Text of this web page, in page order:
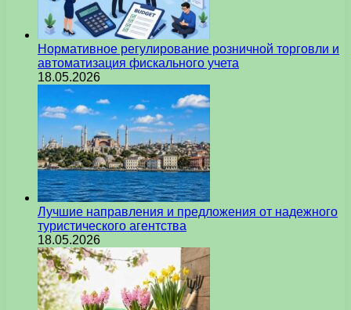
Нормативное регулирование розничной торговли и
автоматизация фискального учета
18.05.2026
Лучшие направления и предложения от надежного
туристического агентства
18.05.2026